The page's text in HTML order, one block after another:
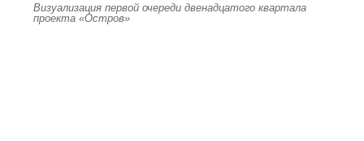
Визуализация первой очереди двенадцатого квартала
проекта «Остров»